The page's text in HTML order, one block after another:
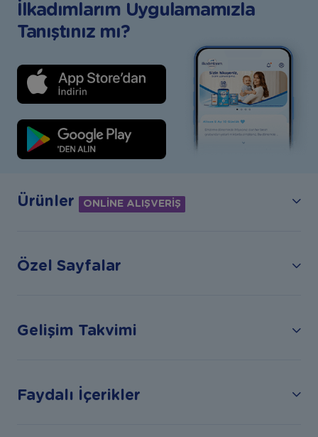
İlkadımlarım Uygulamamızla
Tanıştınız mı?
Ürünler ONLİNE ALIŞVERİŞ
Özel Sayfalar
Gelişim Takvimi
Faydalı İçerikler